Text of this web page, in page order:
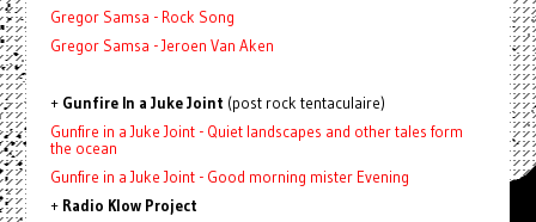
Gregor Samsa - Rock Song
Gregor Samsa - Jeroen Van Aken
+ Gunfire In a Juke Joint (post rock tentaculaire)
Gunfire in a Juke Joint - Quiet landscapes and other tales form
the ocean
Gunfire in a Juke Joint - Good morning mister Evening
+ Radio Klow Project